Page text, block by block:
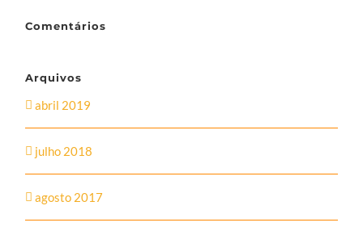
Comentários
Arquivos
abril 2019
julho 2018
agosto 2017